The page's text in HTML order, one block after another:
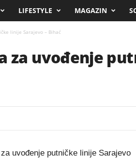
LIFESTYLE MAGAZIN
linije Sarajevo – Bihać
za uvođenje
uvođenje putničke linije Sarajevo